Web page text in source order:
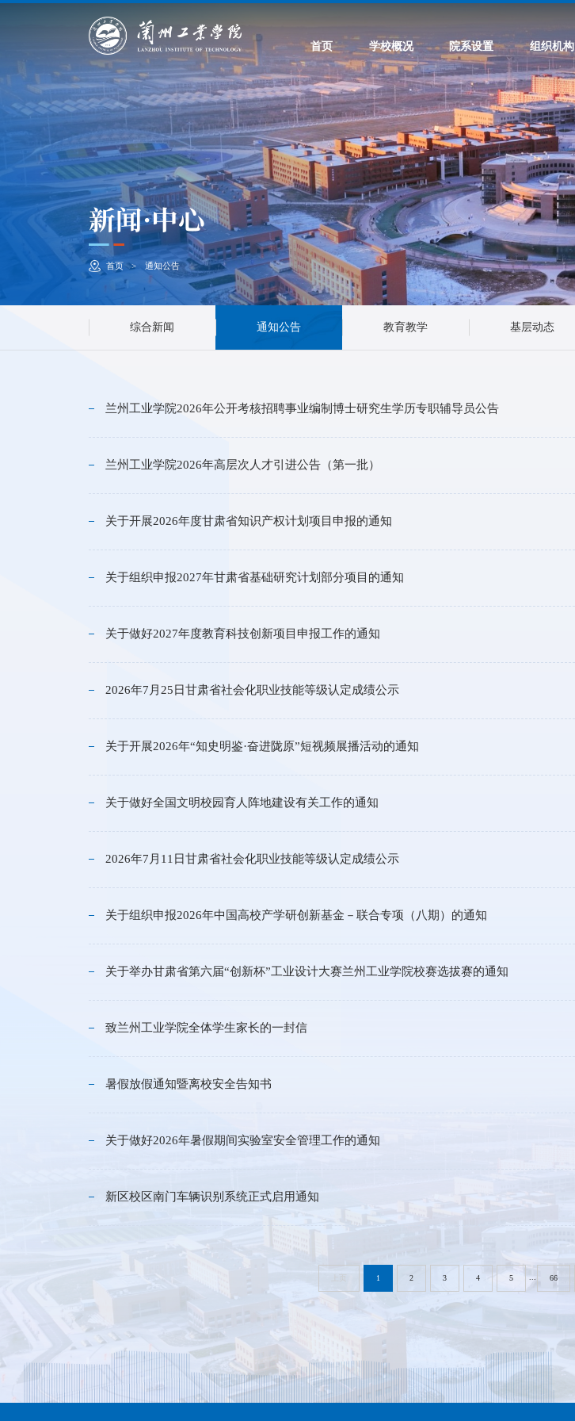
首页 学校概况 院系设置 组织机构
新闻·中心
首页 > 通知公告
综合新闻 通知公告 教育教学 基层动态
兰州工业学院2026年公开考核招聘事业编制博士研究生学历专职辅导员公告
兰州工业学院2026年高层次人才引进公告（第一批）
关于开展2026年度甘肃省知识产权计划项目申报的通知
关于组织申报2027年甘肃省基础研究计划部分项目的通知
关于做好2027年度教育科技创新项目申报工作的通知
2026年7月25日甘肃省社会化职业技能等级认定成绩公示
关于开展2026年“知史明鉴·奋进陇原”短视频展播活动的通知
关于做好全国文明校园育人阵地建设有关工作的通知
2026年7月11日甘肃省社会化职业技能等级认定成绩公示
关于组织申报2026年中国高校产学研创新基金－联合专项（八期）的通知
关于举办甘肃省第六届“创新杯”工业设计大赛兰州工业学院校赛选拔赛的通知
致兰州工业学院全体学生家长的一封信
暑假放假通知暨离校安全告知书
关于做好2026年暑假期间实验室安全管理工作的通知
新区校区南门车辆识别系统正式启用通知
1 2 3 4 5 ... 66